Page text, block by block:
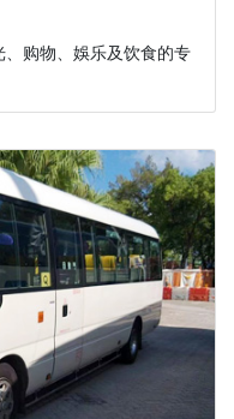
购物、娛乐及饮食的专